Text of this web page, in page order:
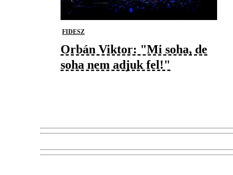
FIDESZ
Orbán Viktor: "Mi soha, de
soha nem adjuk fel!"